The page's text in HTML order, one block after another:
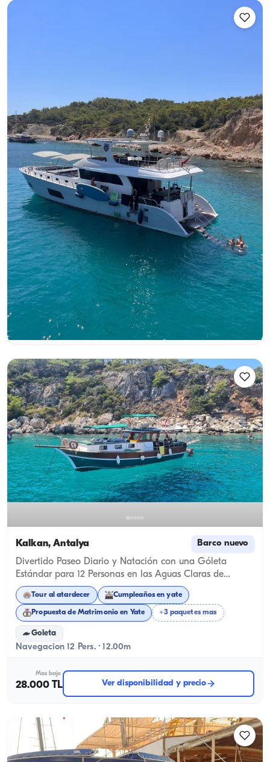
Kalkan, Antalya Barco nuevo
Inolvidables tours al atardecer y celebraciones especiales
en un lujoso yate a motor de 20 metros para 12 personas
en las aguas turquesas de Kalkan
Tour al atardecer Cumpleaños en yate
Propuesta de Matrimonio en Yate +3 paquetes mas
Yate a motor
Navegacion 12 Pers. · 20.00m
80.217 TL Ver disponibilidad y precio
Kalkan, Antalya Barco nuevo
Divertido Paseo Diario y Natación con una Góleta
Estándar para 12 Personas en las Aguas Claras de
Kalkan
Tour al atardecer Cumpleaños en yate
Propuesta de Matrimonio en Yate +3 paquetes mas
Goleta
Navegacion 12 Pers. · 12.00m
Mas bajo
28.000 TL Ver disponibilidad y precio